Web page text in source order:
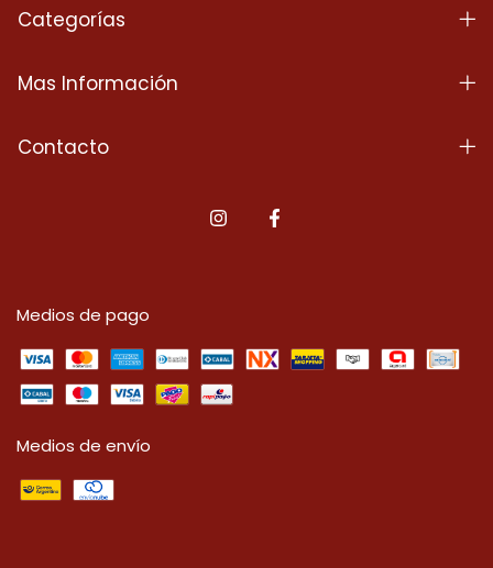
Categorías
Mas Información
Contacto
Medios de pago
Medios de envío